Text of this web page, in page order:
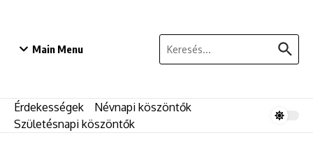
Main Menu
Keresés:
Érdekességek
Névnapi köszöntők
Születésnapi köszöntők